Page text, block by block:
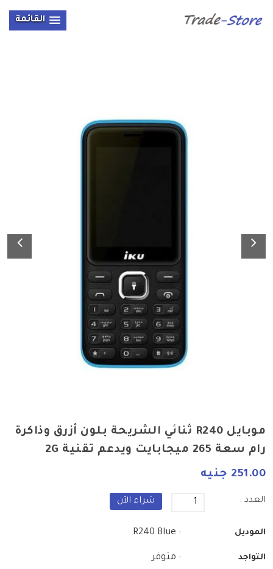
القائمة
موبايل R240 ثنائي الشريحة بلون أزرق وذاكرة
رام سعة 265 ميجابايت ويدعم تقنية 2G
251.00 جنيه
العدد : شراء الآن
الموديل : R240 Blue
التواجد : متوفر